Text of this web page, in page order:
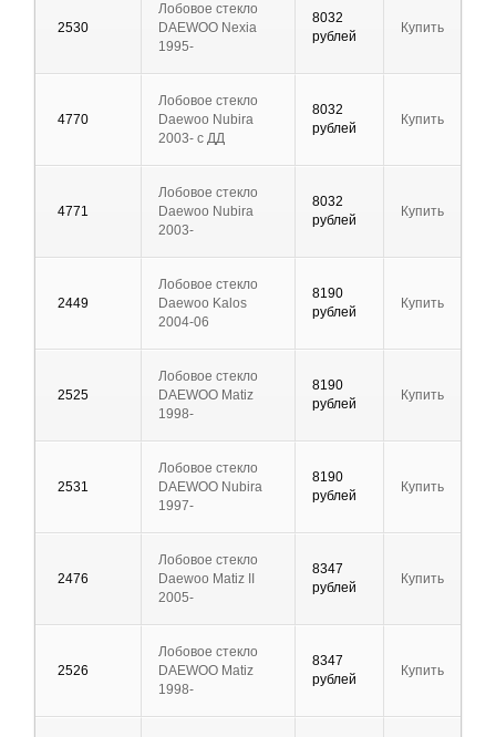
2530
Лобовое стекло
DAEWOO Nexia
1995-
8032
рублей
Купить
4770
Лобовое стекло
Daewoo Nubira
2003- с ДД
8032
рублей
Купить
4771
Лобовое стекло
Daewoo Nubira
2003-
8032
рублей
Купить
2449
Лобовое стекло
Daewoo Kalos
2004-06
8190
рублей
Купить
2525
Лобовое стекло
DAEWOO Matiz
1998-
8190
рублей
Купить
2531
Лобовое стекло
DAEWOO Nubira
1997-
8190
рублей
Купить
2476
Лобовое стекло
Daewoo Matiz II
2005-
8347
рублей
Купить
2526
Лобовое стекло
DAEWOO Matiz
1998-
8347
рублей
Купить